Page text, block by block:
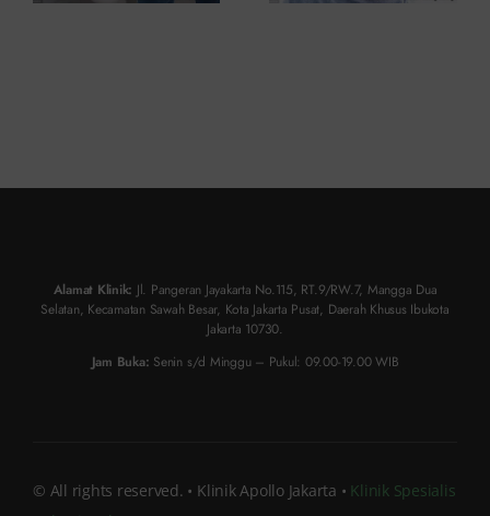
Alamat Klinik: Jl. Pangeran Jayakarta No.115, RT.9/RW.7, Mangga Dua
Selatan, Kecamatan Sawah Besar, Kota Jakarta Pusat, Daerah Khusus Ibukota
Jakarta 10730.
Jam Buka: Senin s/d Minggu – Pukul: 09.00-19.00 WIB
© All rights reserved. • Klinik Apollo Jakarta • Klinik Spesialis
Chat Dokter